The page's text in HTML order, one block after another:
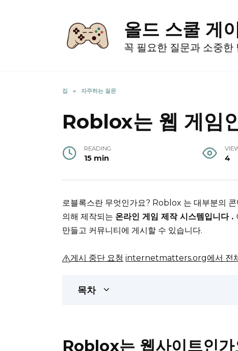
올드 스쿨 게
꼭 필요한 질문과 소중한
집 » 자주하는 질문
Roblox는 웹 게임
READING
15 min 4
로블록스란 무엇인가요? Roblox 는 대부분의
의해 제작되는 온라인 게임 제작 시스템입니다 .
만들고 커뮤니티에 게시할 수 있습니다.
게시 중단 요청 internetmatters.org에서 전체
목차
Roblox는 웹사이트인